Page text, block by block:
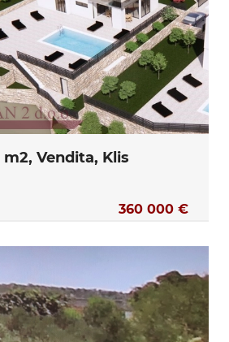
Vendita, Klis
360 000 €